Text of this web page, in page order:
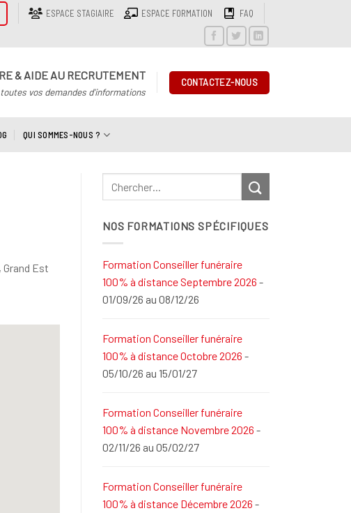
ESPACE STAGIAIRE ESPACE FORMATION FAQ
& AIDE AU RECRUTEMENT
vos demandes d'informations
CONTACTEZ-NOUS
QUI SOMMES-NOUS ?
Grand Est
NOS FORMATIONS SPÉCIFIQUES
Formation Conseiller funéraire
100% à distance Septembre 2026 -
01/09/26 au 08/12/26
Formation Conseiller funéraire
100% à distance Octobre 2026 -
05/10/26 au 15/01/27
Formation Conseiller funéraire
100% à distance Novembre 2026 -
02/11/26 au 05/02/27
Formation Conseiller funéraire
100% à distance Décembre 2026 -